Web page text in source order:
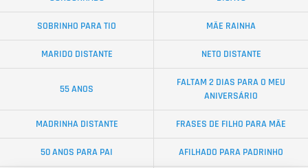
SOBRINHO PARA TIO MÃE RAINHA
MARIDO DISTANTE NETO DISTANTE
55 ANOS
FALTAM 2 DIAS PARA O MEU
ANIVERSÁRIO
MADRINHA DISTANTE FRASES DE FILHO PARA MÃE
50 ANOS PARA PAI AFILHADO PARA PADRINHO